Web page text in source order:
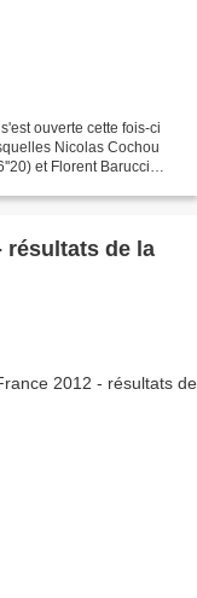
ouverte cette fois-ci
Nicolas Cochou
et Florent Barucci
résultats de la